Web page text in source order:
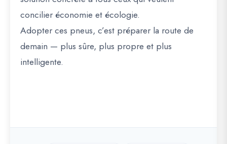
concilier économie et écologie.
Adopter ces pneus, c’est préparer la route de
demain — plus sûre, plus propre et plus
intelligente.